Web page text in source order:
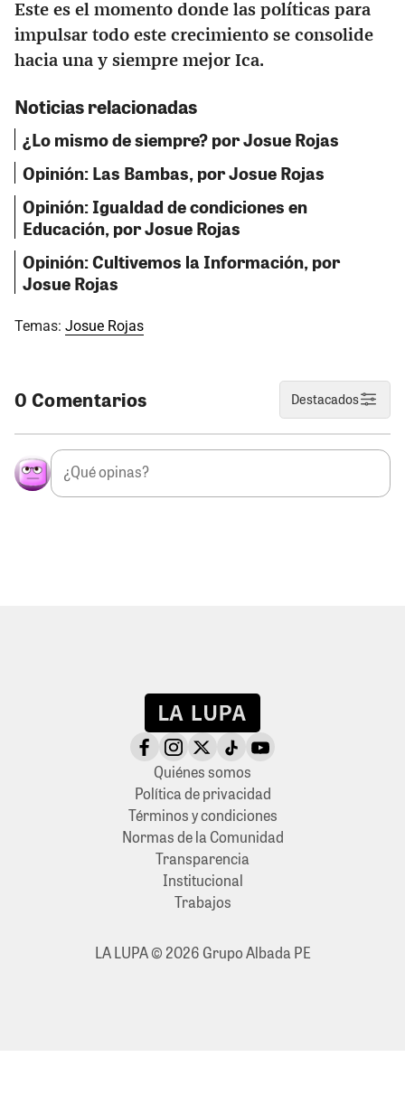
Este es el momento donde las políticas para
impulsar todo este crecimiento se consolide
hacia una y siempre mejor Ica.
Noticias relacionadas
¿Lo mismo de siempre? por Josue Rojas
Opinión: Las Bambas, por Josue Rojas
Opinión: Igualdad de condiciones en
Educación, por Josue Rojas
Opinión: Cultivemos la Información, por
Josue Rojas
Temas: Josue Rojas
0 Comentarios Destacados
Quiénes somos
Política de privacidad
Términos y condiciones
Normas de la Comunidad
Transparencia
Institucional
Trabajos
LA LUPA © 2026 Grupo Albada PE